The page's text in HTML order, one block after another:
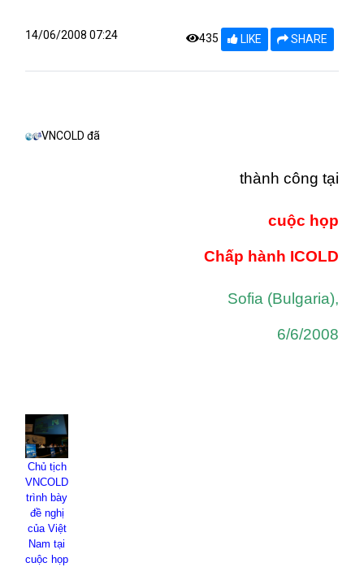
14/06/2008 07:24 435 LIKE SHARE
VNCOLD đã
thành công tại
cuộc họp
Chấp hành ICOLD
Sofia (Bulgaria),
6/6/2008
Chủ tịch
VNCOLD
trình bày
đề nghị
của Việt
Nam tại
cuộc họp